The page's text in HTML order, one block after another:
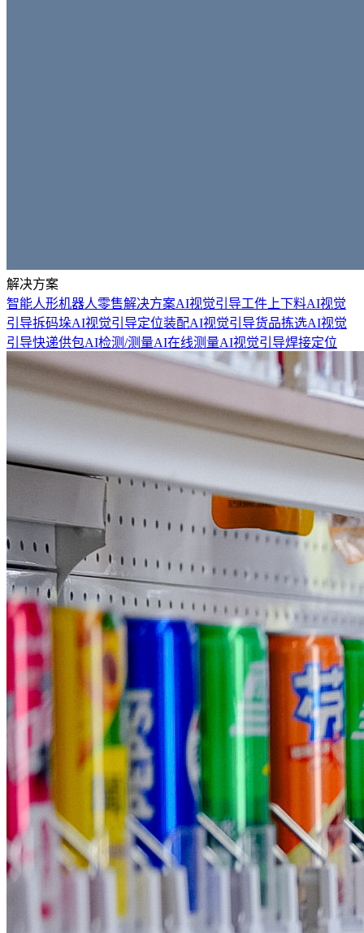
解决方案
智能人形机器人零售解决方案AI视觉引导工件上下料AI视觉
引导拆码垛AI视觉引导定位装配AI视觉引导货品拣选AI视觉
引导快递供包AI检测/测量AI在线测量AI视觉引导焊接定位